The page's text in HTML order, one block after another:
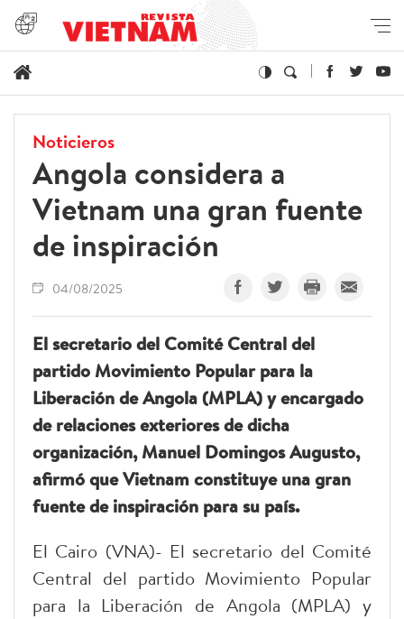
Noticieros
Angola considera a
Vietnam una gran fuente
de inspiración
04/08/2025
El secretario del Comité Central del
partido Movimiento Popular para la
Liberación de Angola (MPLA) y encargado
de relaciones exteriores de dicha
organización, Manuel Domingos Augusto,
afirmó que Vietnam constituye una gran
fuente de inspiración para su país.
El Cairo (VNA)- El secretario del Comité
Central del partido Movimiento Popular
para la Liberación de Angola (MPLA) y